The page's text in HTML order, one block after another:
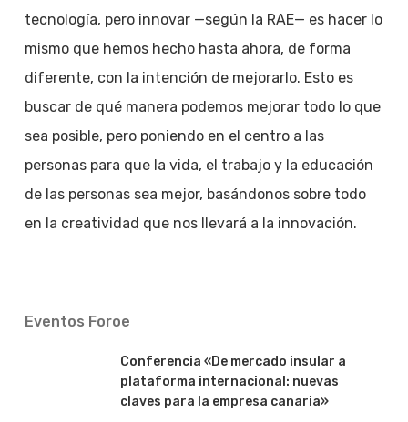
tecnología, pero innovar —según la RAE— es hacer lo
mismo que hemos hecho hasta ahora, de forma
diferente, con la intención de mejorarlo. Esto es
buscar de qué manera podemos mejorar todo lo que
sea posible, pero poniendo en el centro a las
personas para que la vida, el trabajo y la educación
de las personas sea mejor, basándonos sobre todo
en la creatividad que nos llevará a la innovación.
Eventos Foroe
Conferencia «De mercado insular a
plataforma internacional: nuevas
claves para la empresa canaria»